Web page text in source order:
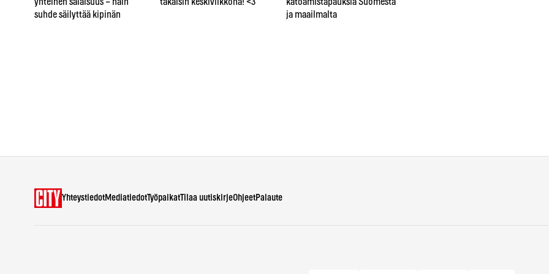
yhteinen salaisuus – näin
suhde säilyttää kipinän
takaisin keskiviikkona! <3
katoamistapauksia Suomesta
ja maailmalta
YhteystiedotMediatiedotTyöpaikatTilaa uutiskirjeOhjeetPalaute